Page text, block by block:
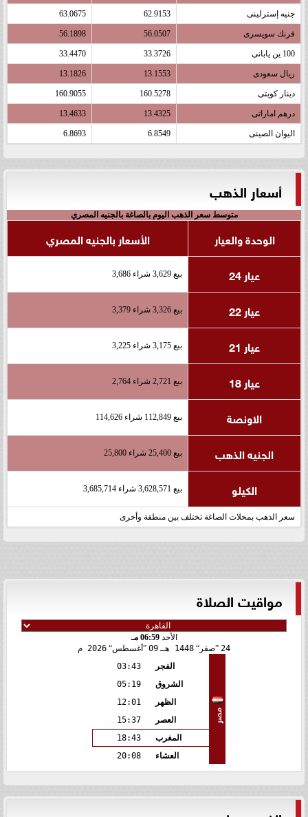
جنيه إسترلينى 62.9153
63.0675
فرنك سويسرى 56.0507
56.1898
100 ين يابانى 33.3726
33.4470
ريال سعودى 13.1553
13.1826
دينار كويتى 160.5278
160.9055
درهم اماراتى 13.4325
13.4633
اليوان الصينى 6.8549
6.8693
أسعار الذهب
متوسط سعر الذهب اليوم بالصاغة بالجنيه المصري
الوحدة والعيار
الأسعار بالجنيه المصري
عيار 24
بيع 3,629 شراء 3,686
عيار 22 بيع 3,326 شراء 3,379
عيار 21 بيع 3,175 شراء 3,225
عيار 18 بيع 2,721 شراء 2,764
الاونصة بيع 112,849 شراء 114,626
الجنيه الذهب بيع 25,400 شراء 25,800
الكيلو بيع 3,628,571 شراء 3,685,714
سعر الذهب بمحلات الصاغة تختلف بين منطقة وأخرى
مواقيت الصلاة
الأحد06:59 مـ
24 صفر 1448 هـ 09 أغسطس 2026 م
مصر
الفجر
03:43
الشروق
05:19
الظهر
12:01
العصر
15:37
المغرب
18:43
العشاء
20:08